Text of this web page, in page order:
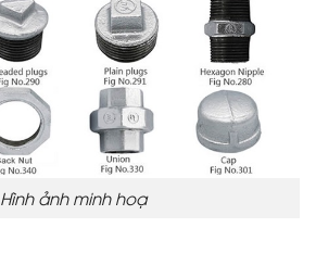
Hình ảnh minh hoạ